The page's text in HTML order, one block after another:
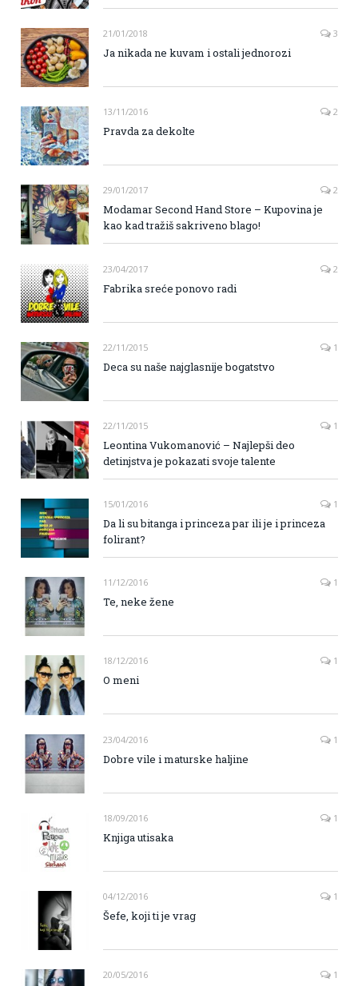
21/01/2018 3
Ja nikada ne kuvam i ostali jednorozi
13/11/2016 2
Pravda za dekolte
29/01/2017 2
Modamar Second Hand Store – Kupovina je
kao kad tražiš sakriveno blago!
23/04/2017 2
Fabrika sreće ponovo radi
22/11/2015 1
Deca su naše najglasnije bogatstvo
22/11/2015 1
Leontina Vukomanović – Najlepši deo
detinjstva je pokazati svoje talente
15/01/2016 1
Da li su bitanga i princeza par ili je i princeza
folirant?
11/12/2016 1
Te, neke žene
18/12/2016 1
O meni
23/04/2016 1
Dobre vile i maturske haljine
18/09/2016 1
Knjiga utisaka
04/12/2016 1
Šefe, koji ti je vrag
20/05/2016 1